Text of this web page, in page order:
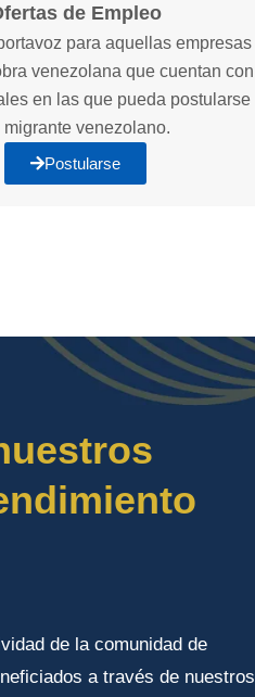
de Empleo
para aquellas empresas
venezolana que cuentan con
en las que pueda postularse
migrante venezolano.
Postularse
de la comunidad de
a través de nuestros